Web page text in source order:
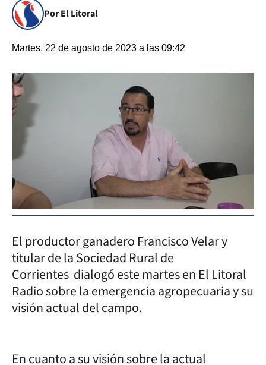
Por El Litoral
Martes, 22 de agosto de 2023 a las 09:42
El productor ganadero Francisco Velar y
titular de la Sociedad Rural de
Corrientes dialogó este martes en El Litoral
Radio sobre la emergencia agropecuaria y su
visión actual del campo.
En cuanto a su visión sobre la actual